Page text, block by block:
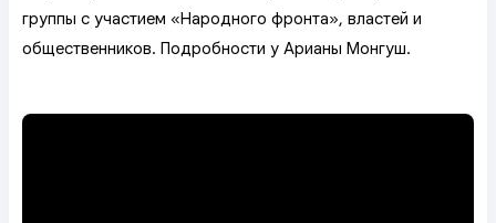
группы с участием «Народного фронта», властей и
общественников. Подробности у Арианы Монгуш.